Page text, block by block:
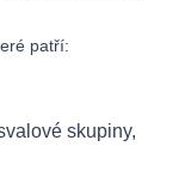
patří:
skupiny,